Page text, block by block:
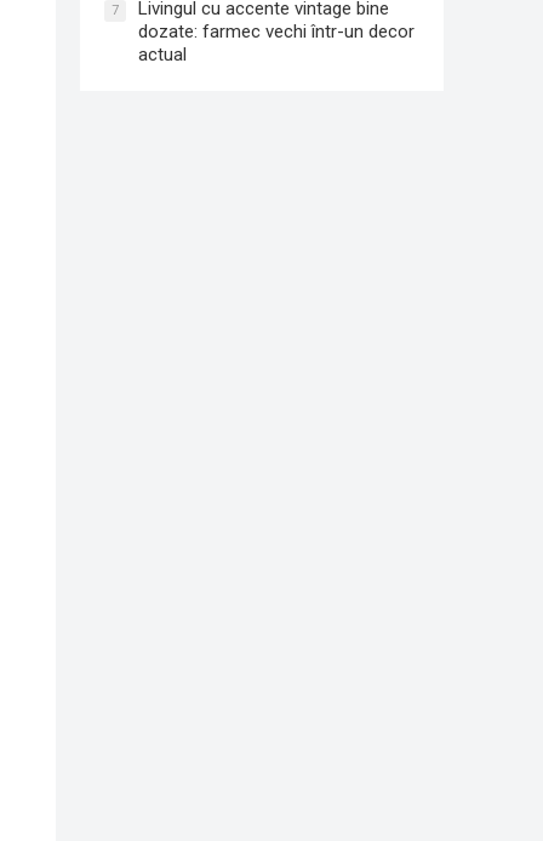
7
Livingul cu accente vintage bine
dozate: farmec vechi într-un decor
actual